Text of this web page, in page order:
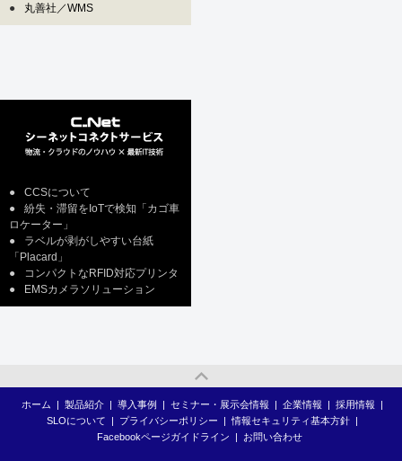
●
丸善社／WMS
●
CCSについて
●
紛失・滞留をIoTで検知「カゴ車
ロケーター」
●
ラベルが剥がしやすい台紙
「Placard」
●
コンパクトなRFID対応プリンタ
●
EMSカメラソリューション
ホーム 製品紹介 導入事例 セミナー・展示会情報 企業情報 採用情報
SLOについて
プライバシーポリシー 情報セキュリティ基本方針
Facebookページガイドライン
お問い合わせ